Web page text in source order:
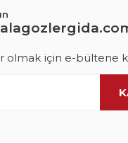
olmak için e-bültene